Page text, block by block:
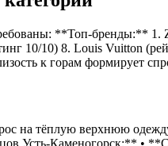
**Топ-бренды:** 1.
10/10) 8. Louis Vuitton
к горам формирует
на тёплую верхнюю